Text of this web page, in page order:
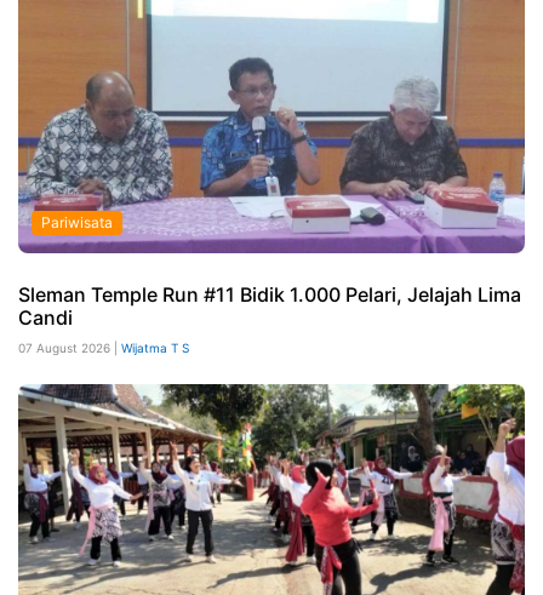
Pariwisata
Sleman Temple Run #11 Bidik 1.000 Pelari, Jelajah Lima
Candi
07 August 2026 | Wijatma T S